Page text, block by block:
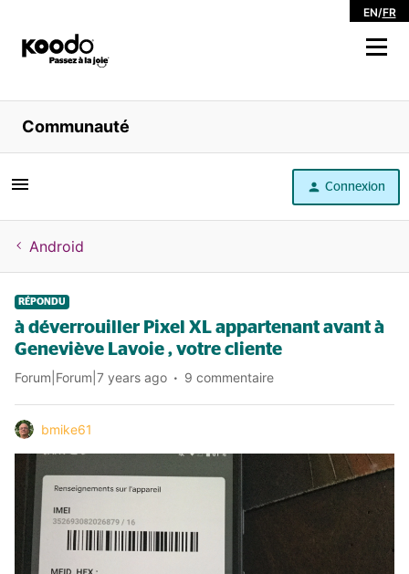
EN/FR
Magasiner
Libre service
Aide
Communauté
Connexion
Android
RÉPONDU
à déverrouiller Pixel XL appartenant avant à
Geneviève Lavoie , votre cliente
Forum|Forum|7 years ago 9 commentaire
bmike61